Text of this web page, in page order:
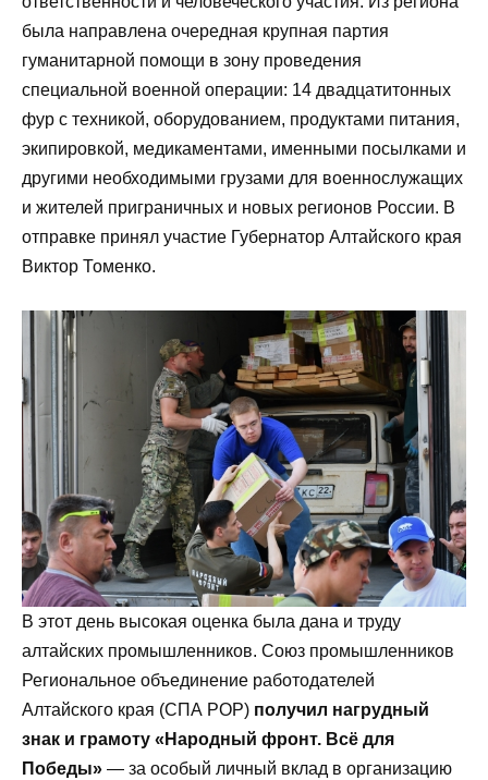
была направлена очередная крупная партия
гуманитарной помощи в зону проведения
специальной военной операции: 14 двадцатитонных
фур с техникой, оборудованием, продуктами питания,
экипировкой, медикаментами, именными посылками и
другими необходимыми грузами для военнослужащих
и жителей приграничных и новых регионов России. В
отправке принял участие Губернатор Алтайского края
Виктор Томенко.
В этот день высокая оценка была дана и труду
алтайских промышленников. Союз промышленников
Региональное объединение работодателей
Алтайского края (СПА РОР) получил нагрудный
знак и грамоту «Народный фронт. Всё для
Победы» — за особый личный вклад в организацию